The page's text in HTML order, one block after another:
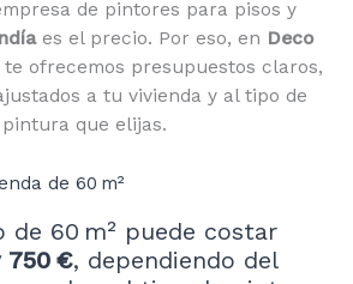
de pintores para pisos y
es el precio. Por eso, en Deco
te ofrecemos presupuestos claros,
a tu vivienda y al tipo de
pintura que elijas.
de 60 m²
de 60 m² puede costar
750 €, dependiendo del